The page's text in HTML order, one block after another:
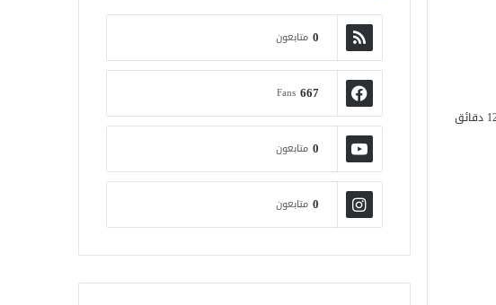
0 متابعون
667
Fans
0 متابعون
0 متابعون